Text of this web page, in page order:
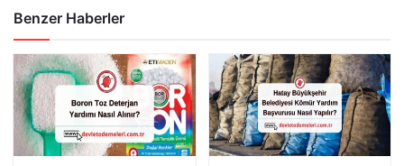
Benzer Haberler